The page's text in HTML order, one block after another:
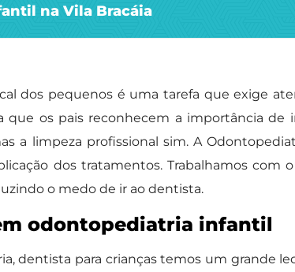
na Vila Bracáia
dos pequenos é uma tarefa que exige
que os pais reconhecem a importância de
a limpeza profissional sim. A
dos tratamentos. Trabalhamos com
o medo de ir ao dentista.
odontopediatria infantil
dentista para crianças temos um grande